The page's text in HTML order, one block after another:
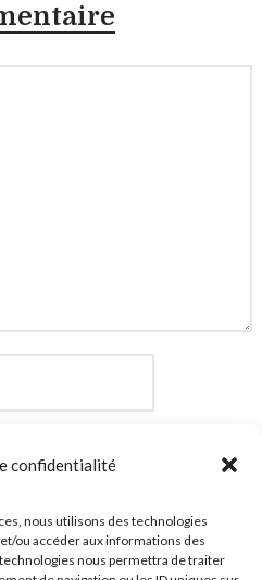
confidentialité
nous utilisons des technologies
ou accéder aux informations des
nous permettra de traiter
e-mail et mon site dans
commentaire.